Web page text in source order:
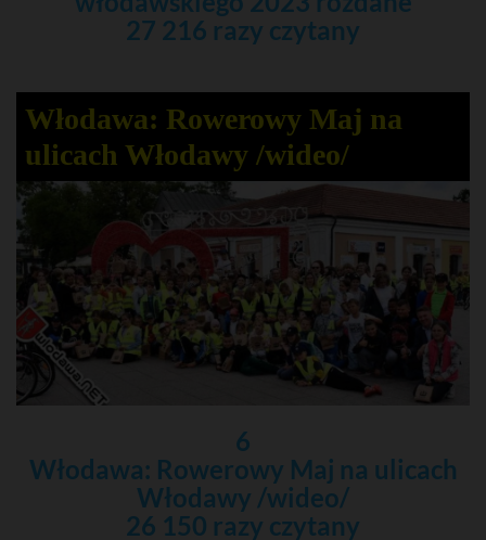
27 216 razy czytany
Włodawa: Rowerowy Maj na
ulicach Włodawy /wideo/
6
Włodawa: Rowerowy Maj na ulicach
Włodawy /wideo/
26 150 razy czytany